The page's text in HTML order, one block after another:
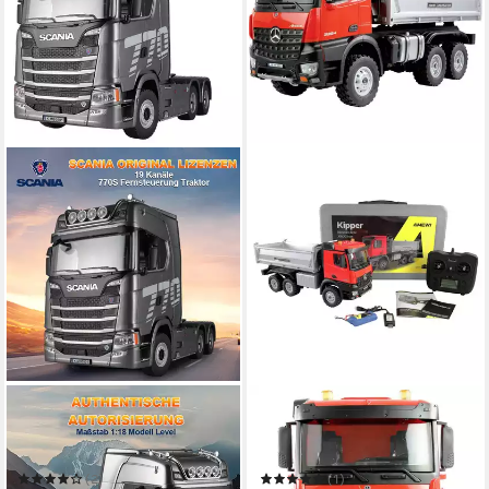
ESUN
RC-LKW RC Truck 770S,
Ferngesteuerter Lkw,
Lastwagen Modellbau 1:18
(2)
AMEWI
Modellbausatz Mercedes-
Benz Arocs Kipper 6x6 rot
1:14 Elektro RC
(1)